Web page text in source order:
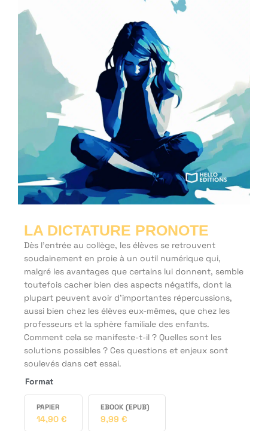
LA DICTATURE PRONOTE
Dès l’entrée au collège, les élèves se retrouvent
soudainement en proie à un outil numérique qui,
malgré les avantages que certains lui donnent, semble
toutefois cacher bien des aspects négatifs, dont la
plupart peuvent avoir d’importantes répercussions,
aussi bien chez les élèves eux-mêmes, que chez les
professeurs et la sphère familiale des enfants.
Comment cela se manifeste-t-il ? Quelles sont les
solutions possibles ? Ces questions et enjeux sont
soulevés dans cet essai.
Format
PAPIER
14,90 €
EBOOK (EPUB)
9,99 €